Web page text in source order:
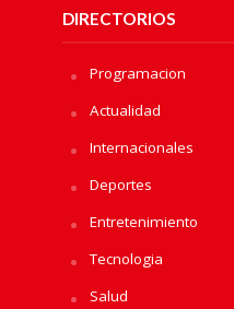
DIRECTORIOS
Programacion
Actualidad
Internacionales
Deportes
Entretenimiento
Tecnologia
Salud